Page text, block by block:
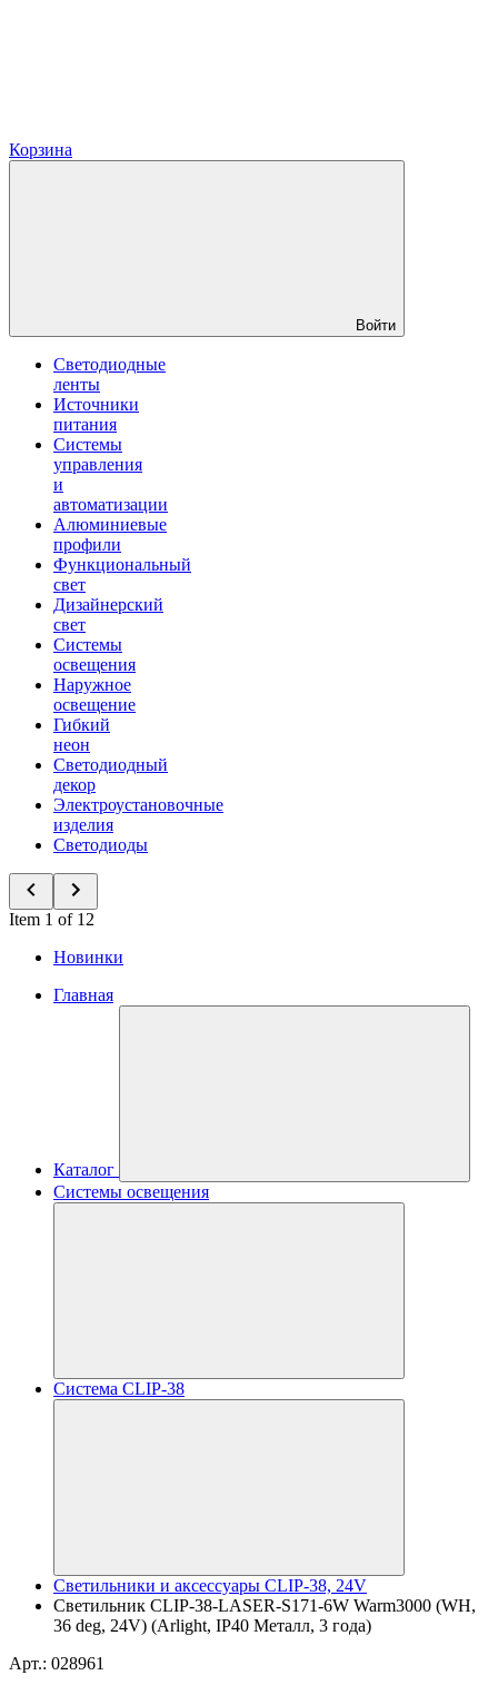
Корзина
Войти
Светодиодные
ленты
Источники
питания
Системы
управления
и
автоматизации
Алюминиевые
профили
Функциональный
свет
Дизайнерский
свет
Системы
освещения
Наружное
освещение
Гибкий
неон
Светодиодный
декор
Электроустановочные
изделия
Светодиоды
Item 1 of 12
Новинки
Главная
Каталог
Системы освещения
Система CLIP-38
Светильники и аксессуары CLIP-38, 24V
Светильник CLIP-38-LASER-S171-6W Warm3000 (WH,
36 deg, 24V) (Arlight, IP40 Металл, 3 года)
Арт.: 028961